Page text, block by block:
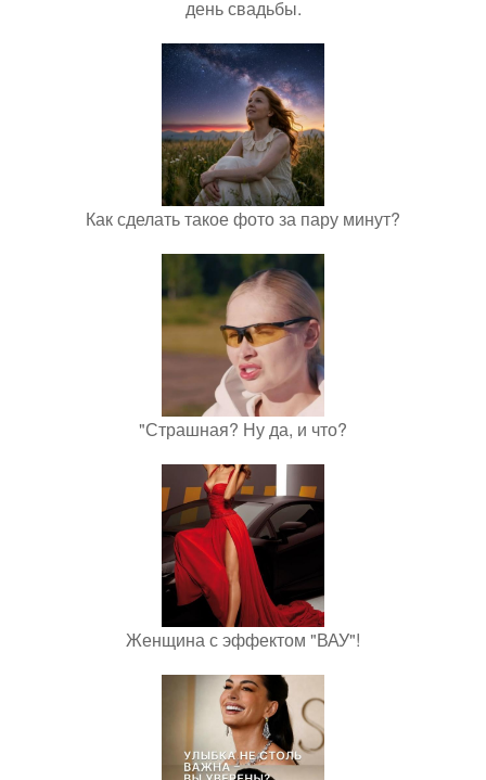
день свадьбы.
Как сделать такое фото за пару минут?
"Страшная? Ну да, и что?
Женщина с эффектом "ВАУ"!